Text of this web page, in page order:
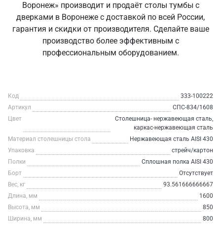
Воронеж» производит и продаёт столы тумбы с
дверками в Воронеже с доставкой по всей России,
гарантия и скидки от производителя. Сделайте ваше
производство более эффективным с
профессиональным оборудованием.
Код
333-100222
Артикул
СПС-834/1608
Цвет
Столешница- нержавеющая сталь,
каркас-нержавеющая сталь
Материал столешницы стола
Нержавеющая сталь AISI 430
Упаковка
стрейч/картон
Полки
Сплошная полка AISI 430
Борт
Отсутствует
Вес, кг
93.561666666667
Длина, мм
1600
Высота, мм
850
Ширина, мм
800